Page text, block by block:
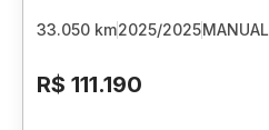
33.050 km2025/2025MANUAL
R$ 111.190